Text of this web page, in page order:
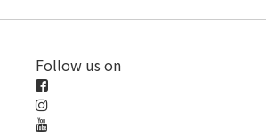
Follow us on